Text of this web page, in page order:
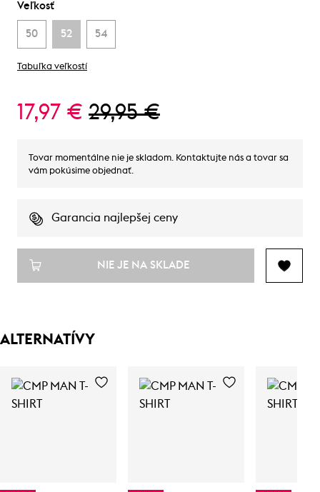
Veľkosť
50 52 54
Tabuľka veľkostí
17,97 € 29,95 €
Tovar momentálne nie je skladom. Kontaktujte nás a tovar sa
vám pokúsime objednať.
Garancia najlepšej ceny
NIE JE NA SKLADE
ALTERNATÍVY